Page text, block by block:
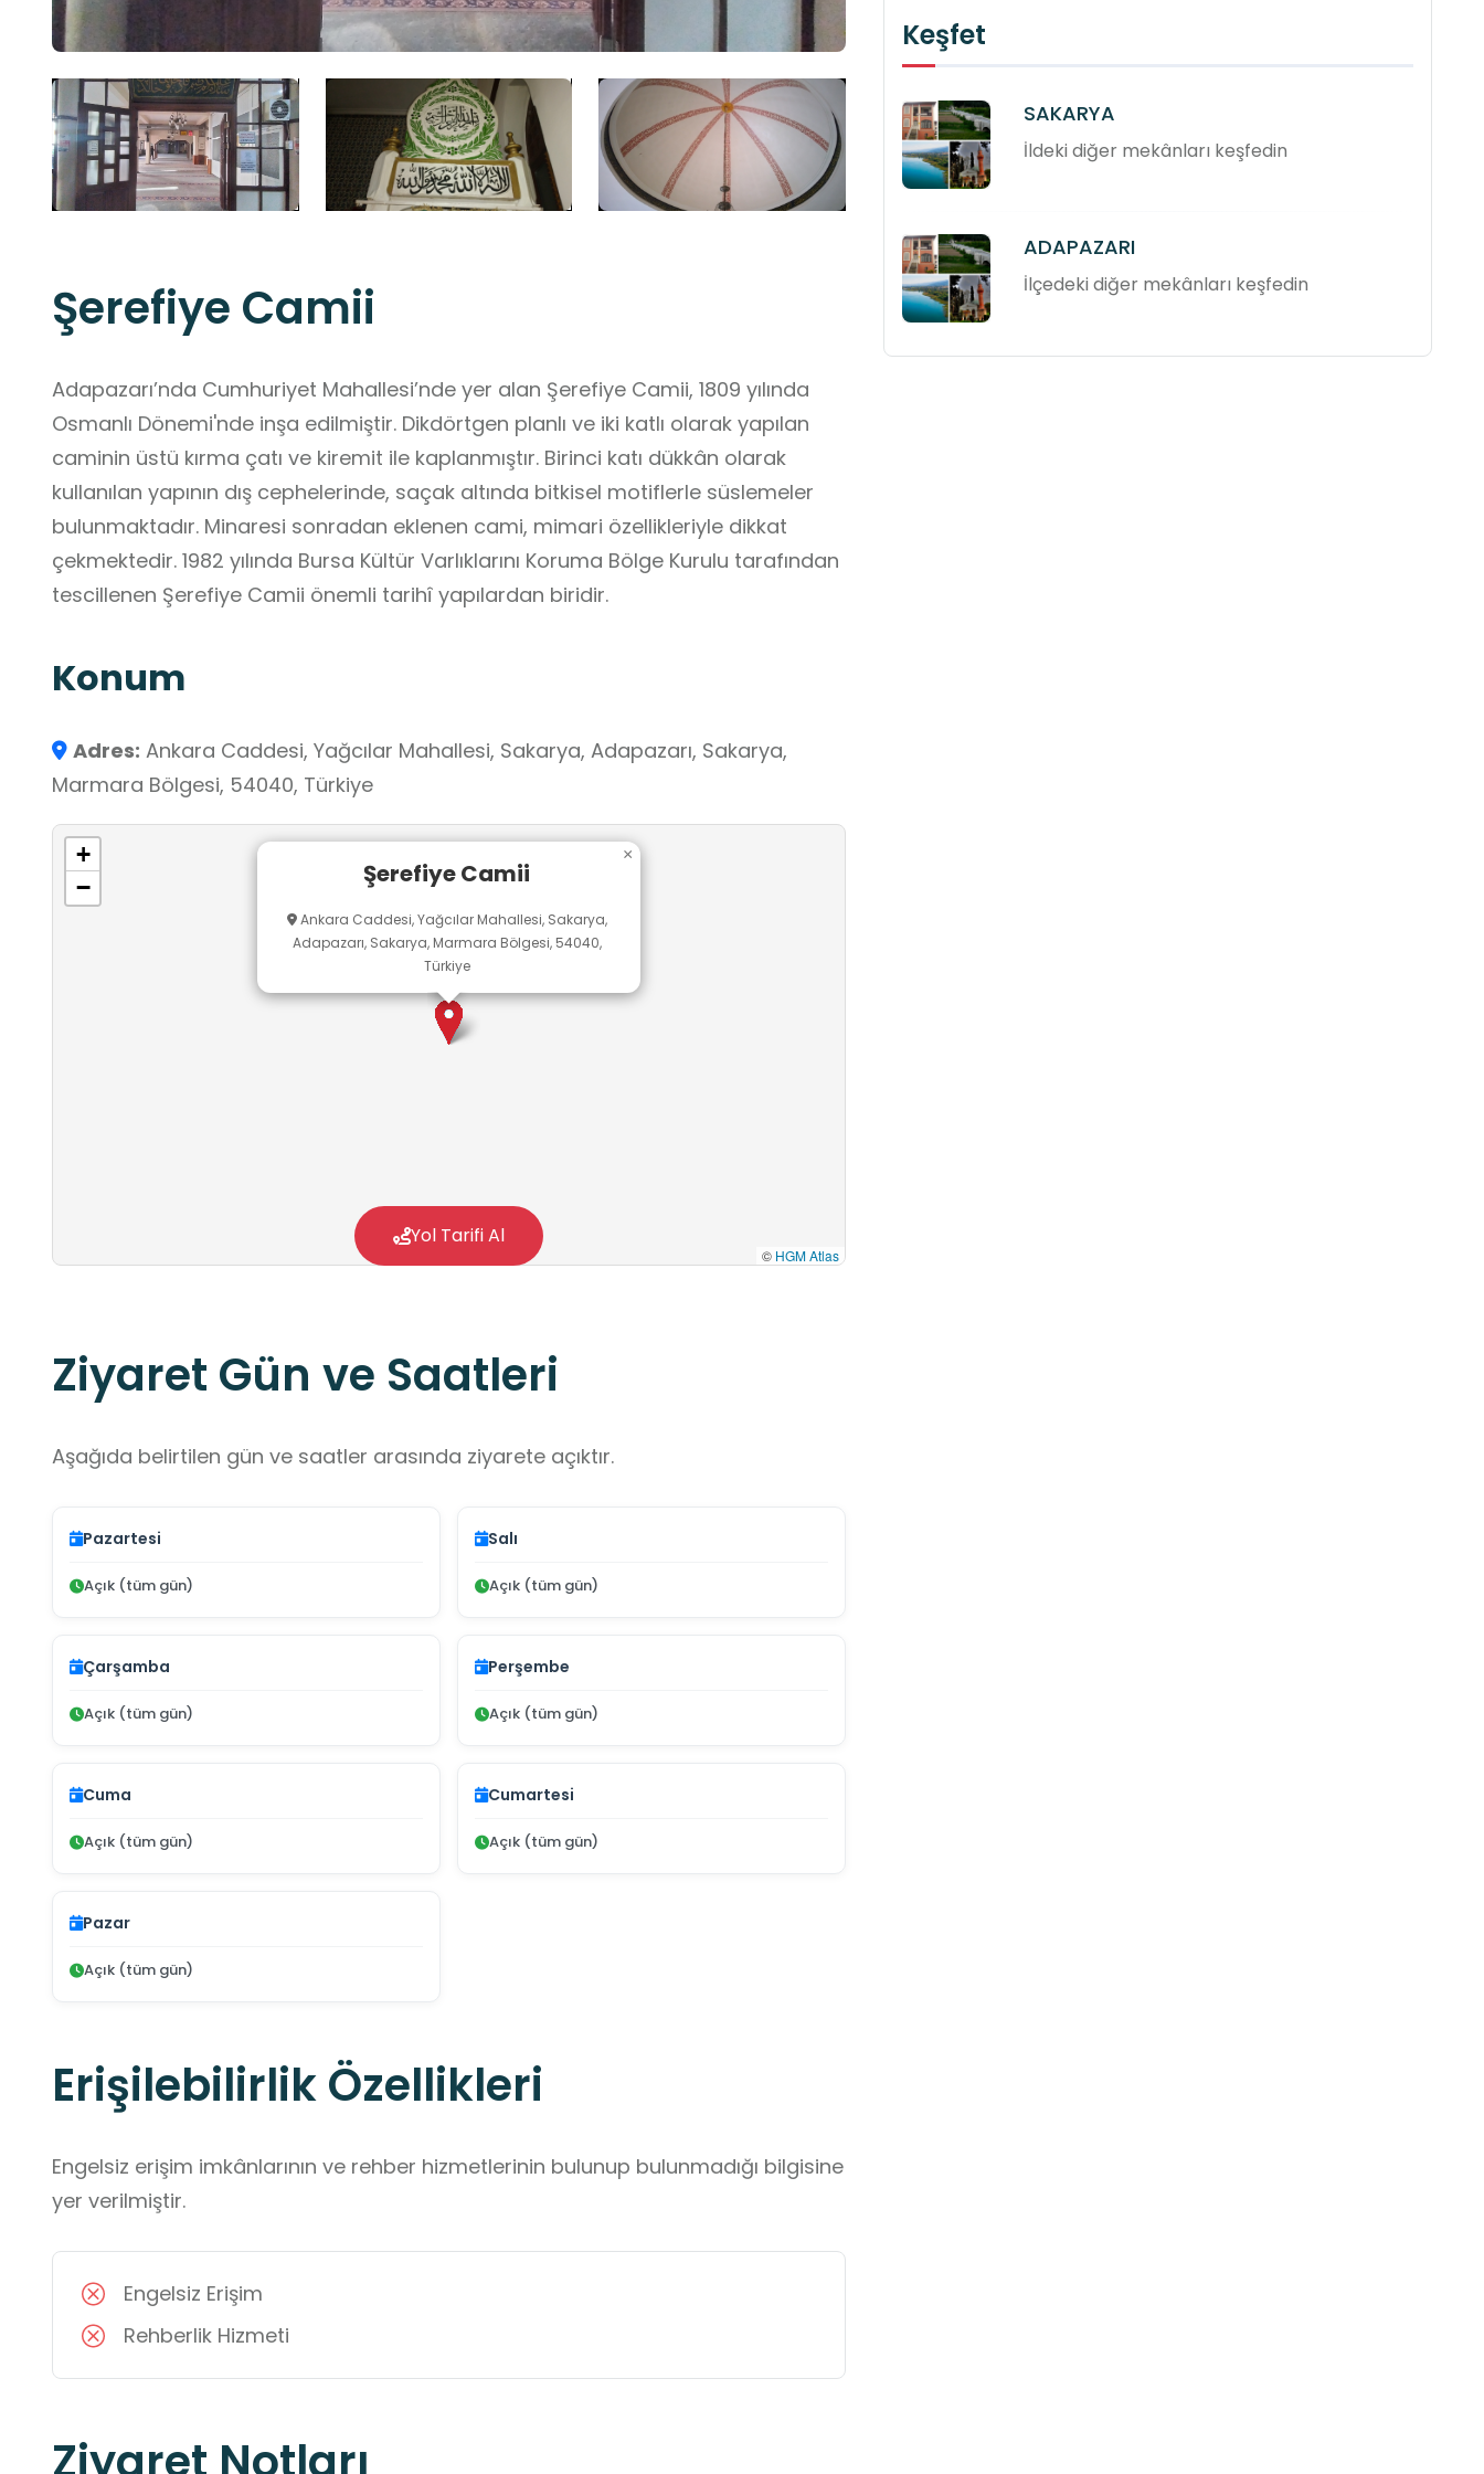
Şerefiye Camii
Adapazarı’nda Cumhuriyet Mahallesi’nde yer alan Şerefiye Camii, 1809 yılında
Osmanlı Dönemi'nde inşa edilmiştir. Dikdörtgen planlı ve iki katlı olarak yapılan
caminin üstü kırma çatı ve kiremit ile kaplanmıştır. Birinci katı dükkân olarak
kullanılan yapının dış cephelerinde, saçak altında bitkisel motiflerle süslemeler
bulunmaktadır. Minaresi sonradan eklenen cami, mimari özellikleriyle dikkat
çekmektedir. 1982 yılında Bursa Kültür Varlıklarını Koruma Bölge Kurulu tarafından
tescillenen Şerefiye Camii önemli tarihî yapılardan biridir.
Konum
Adres: Ankara Caddesi, Yağcılar Mahallesi, Sakarya, Adapazarı, Sakarya,
Marmara Bölgesi, 54040, Türkiye
Şerefiye Camii
Ankara Caddesi, Yağcılar Mahallesi, Sakarya,
Adapazarı, Sakarya, Marmara Bölgesi, 54040,
Türkiye
×
+
−
© HGM Atlas
Yol Tarifi Al
Ziyaret Gün ve Saatleri
Aşağıda belirtilen gün ve saatler arasında ziyarete açıktır.
Pazartesi
Açık (tüm gün)
Salı
Açık (tüm gün)
Çarşamba
Açık (tüm gün)
Perşembe
Açık (tüm gün)
Cuma
Açık (tüm gün)
Cumartesi
Açık (tüm gün)
Pazar
Açık (tüm gün)
Erişilebilirlik Özellikleri
Engelsiz erişim imkânlarının ve rehber hizmetlerinin bulunup bulunmadığı bilgisine
yer verilmiştir.
Engelsiz Erişim
Rehberlik Hizmeti
Keşfet
SAKARYA
İldeki diğer mekânları keşfedin
ADAPAZARI
İlçedeki diğer mekânları keşfedin